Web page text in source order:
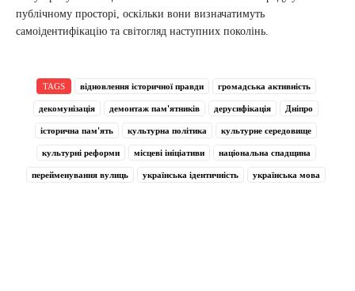
публічному просторі, оскільки вони визначатимуть
самоідентифікацію та світогляд наступних поколінь.
TAGS відновлення історичної правди громадська активність
декомунізація демонтаж пам'ятників дерусифікація Дніпро
історична пам'ять культурна політика культурне середовище
культурні реформи місцеві ініціативи національна спадщина
перейменування вулиць українська ідентичність українська мова